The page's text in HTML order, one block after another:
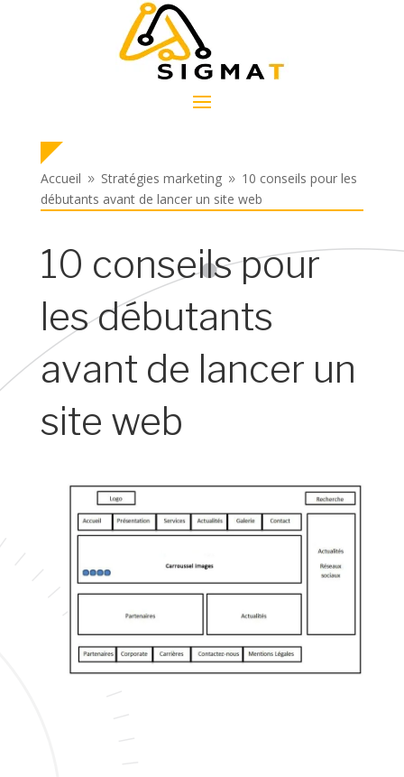
Accueil 9 Stratégies marketing 9 10 conseils pour les
débutants avant de lancer un site web
10 conseils pour
les débutants
avant de lancer un
site web